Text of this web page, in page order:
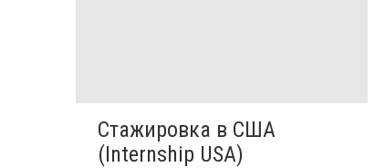
Стажировка в США
(Internship USA)